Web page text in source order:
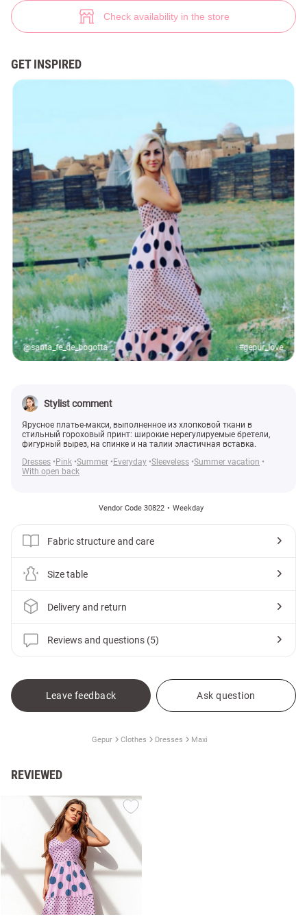
Check availability in the store
GET INSPIRED
@santa_fe_de_bogotta #gepur_love
Stylist comment
Ярусное платье-макси, выполненное из хлопковой ткани в
стильный гороховый принт: широкие нерегулируемые бретели,
фигурный вырез, на спинке и на талии эластичная вставка.
Dresses
Pink Summer Everyday Sleeveless Summer vacation
With open back
Vendor Code 30822 Weekday
Fabric structure and care
Size table
Delivery and return
Reviews and questions (5)
Leave feedback Ask question
Gepur Clothes Dresses Maxi
REVIEWED
Длинное платье в горошек (№ 30822) ♡ Gepur - women clothes store